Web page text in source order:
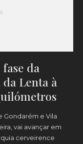
da
Lenta à
Gondarém e Vila
vai avançar em
cerveirence